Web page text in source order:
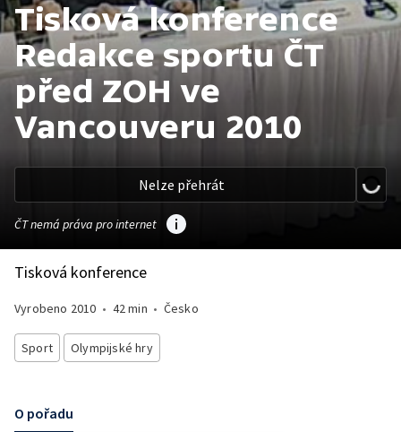
Tisková konference
Redakce sportu ČT
před ZOH ve
Vancouveru 2010
Nelze přehrát
ČT nemá práva pro internet
Tisková konference
Vyrobeno 2010 • 42 min • Česko
Sport Olympijské hry
O pořadu